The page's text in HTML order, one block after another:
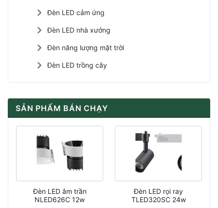
Đèn LED cảm ứng
Đèn LED nhà xưởng
Đèn năng lượng mặt trời
Đèn LED trồng cây
SẢN PHẨM BÁN CHẠY
Đèn LED âm trần
NLED626C 12w
Đèn LED rọi ray
TLED320SC 24w